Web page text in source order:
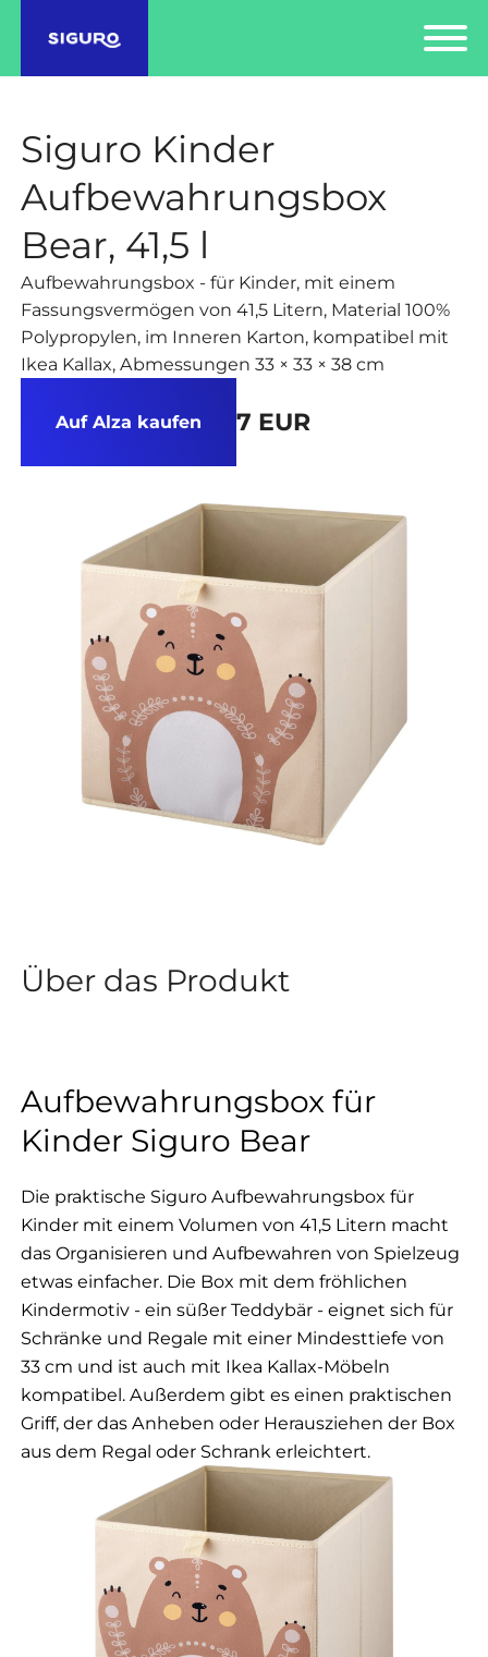
Siguro Kinder
Aufbewahrungsbox
Bear, 41,5 l
Aufbewahrungsbox - für Kinder, mit einem
Fassungsvermögen von 41,5 Litern, Material 100%
Polypropylen, im Inneren Karton, kompatibel mit
Ikea Kallax, Abmessungen 33 × 33 × 38 cm
Auf Alza kaufen 7 EUR
Über das Produkt
Aufbewahrungsbox für
Kinder Siguro Bear
Die praktische Siguro Aufbewahrungsbox für
Kinder mit einem Volumen von 41,5 Litern macht
das Organisieren und Aufbewahren von Spielzeug
etwas einfacher. Die Box mit dem fröhlichen
Kindermotiv - ein süßer Teddybär - eignet sich für
Schränke und Regale mit einer Mindesttiefe von
33 cm und ist auch mit Ikea Kallax-Möbeln
kompatibel. Außerdem gibt es einen praktischen
Griff, der das Anheben oder Herausziehen der Box
aus dem Regal oder Schrank erleichtert.